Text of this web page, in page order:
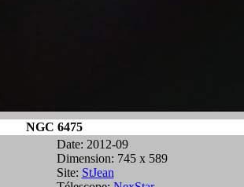
NGC 6475
Date: 2012-09
Dimension: 745 x 589
Site: StJean